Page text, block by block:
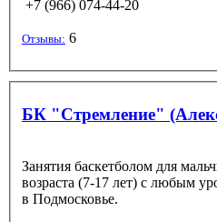
+7 (966) 074-44-20
Отзывы: 6
БК "Стремление"
Занятия баскетболом для
возраста (7-17 лет) с любым
в Подмосковье.